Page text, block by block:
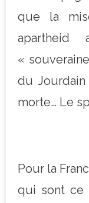
que la
apartheid
«
du
morte… Le
Pour la
qui sont ce